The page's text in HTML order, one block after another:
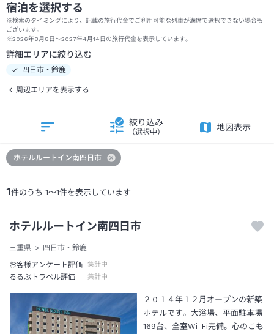
宿泊を選択する
※検索のタイミングにより、記載の旅行代金でご利用可能な列車が満席で選択できない場合も
ございます。
※2026年8月8日～2027年4月14日の旅行代金を表示しています。
詳細エリアに絞り込む
四日市・鈴鹿
周辺エリアを表示する
1件のうち 1～1件を表示しています
絞り込み
（選択中）
地図表示
ホテルルートイン南四日市
ホテルルートイン南四日市
三重県
四日市・鈴鹿
お客様アンケート評価
集計中
るるぶトラベル評価 集計中
２０１４年１２月オープンの新築
ホテルです。大浴場、平面駐車場
169台、全室Wi-Fi完備。心のこも